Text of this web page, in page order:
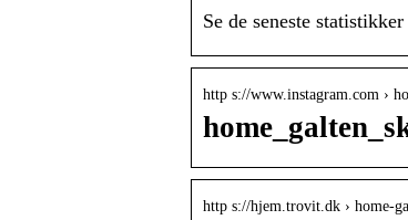
Se de seneste
http s://www.instagram.com ›
http s://hjem.trovit.dk › home-